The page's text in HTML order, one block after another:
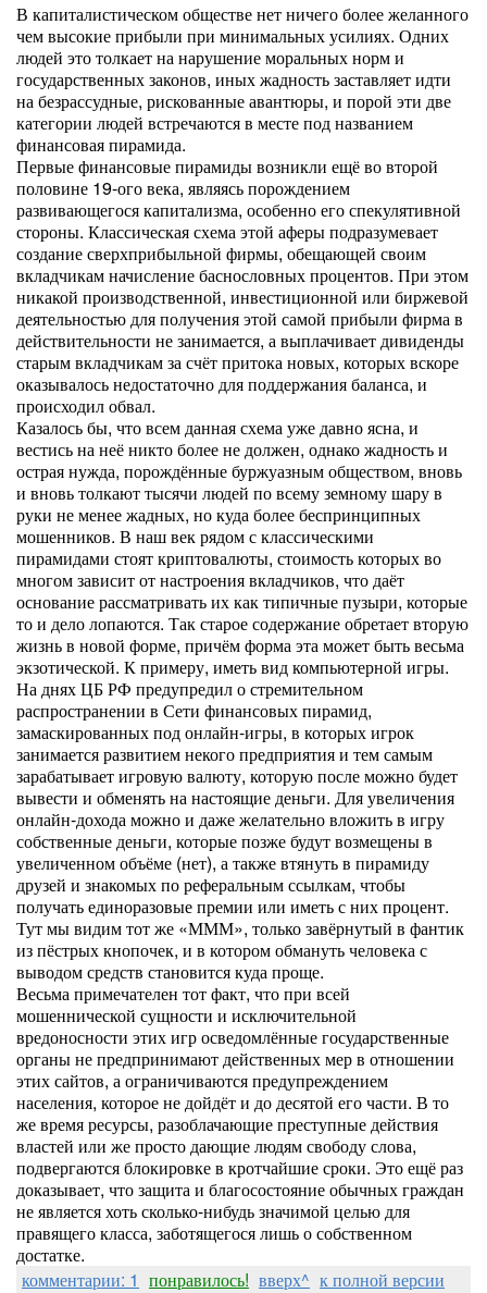
В капиталистическом обществе нет ничего более желанного
чем высокие прибыли при минимальных усилиях. Одних
людей это толкает на нарушение моральных норм и
государственных законов, иных жадность заставляет идти
на безрассудные, рискованные авантюры, и порой эти две
категории людей встречаются в месте под названием
финансовая пирамида.
Первые финансовые пирамиды возникли ещё во второй
половине 19-ого века, являясь порождением
развивающегося капитализма, особенно его спекулятивной
стороны. Классическая схема этой аферы подразумевает
создание сверхприбыльной фирмы, обещающей своим
вкладчикам начисление баснословных процентов. При этом
никакой производственной, инвестиционной или биржевой
деятельностью для получения этой самой прибыли фирма в
действительности не занимается, а выплачивает дивиденды
старым вкладчикам за счёт притока новых, которых вскоре
оказывалось недостаточно для поддержания баланса, и
происходил обвал.
Казалось бы, что всем данная схема уже давно ясна, и
вестись на неё никто более не должен, однако жадность и
острая нужда, порождённые буржуазным обществом, вновь
и вновь толкают тысячи людей по всему земному шару в
руки не менее жадных, но куда более беспринципных
мошенников. В наш век рядом с классическими
пирамидами стоят криптовалюты, стоимость которых во
многом зависит от настроения вкладчиков, что даёт
основание рассматривать их как типичные пузыри, которые
то и дело лопаются. Так старое содержание обретает вторую
жизнь в новой форме, причём форма эта может быть весьма
экзотической. К примеру, иметь вид компьютерной игры.
На днях ЦБ РФ предупредил о стремительном
распространении в Сети финансовых пирамид,
замаскированных под онлайн-игры, в которых игрок
занимается развитием некого предприятия и тем самым
зарабатывает игровую валюту, которую после можно будет
вывести и обменять на настоящие деньги. Для увеличения
онлайн-дохода можно и даже желательно вложить в игру
собственные деньги, которые позже будут возмещены в
увеличенном объёме (нет), а также втянуть в пирамиду
друзей и знакомых по реферальным ссылкам, чтобы
получать единоразовые премии или иметь с них процент.
Тут мы видим тот же «МММ», только завёрнутый в фантик
из пёстрых кнопочек, и в котором обмануть человека с
выводом средств становится куда проще.
Весьма примечателен тот факт, что при всей
мошеннической сущности и исключительной
вредоносности этих игр осведомлённые государственные
органы не предпринимают действенных мер в отношении
этих сайтов, а ограничиваются предупреждением
населения, которое не дойдёт и до десятой его части. В то
же время ресурсы, разоблачающие преступные действия
властей или же просто дающие людям свободу слова,
подвергаются блокировке в кротчайшие сроки. Это ещё раз
доказывает, что защита и благосостояние обычных граждан
не является хоть сколько-нибудь значимой целью для
правящего класса, заботящегося лишь о собственном
достатке.
комментарии: 1 понравилось! вверх^ к полной версии